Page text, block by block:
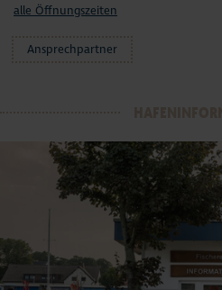
alle Öffnungszeiten
Ansprechpartner